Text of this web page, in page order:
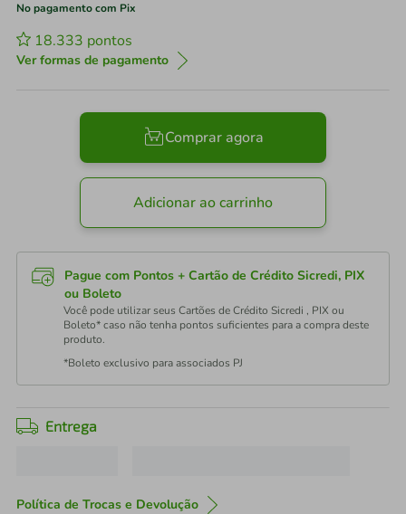
No pagamento com Pix
18.333 pontos
Ver formas de pagamento
Comprar agora
Adicionar ao carrinho
Pague com Pontos + Cartão de Crédito Sicredi, PIX
ou Boleto
Você pode utilizar seus Cartões de Crédito Sicredi , PIX ou
Boleto* caso não tenha pontos suficientes para a compra deste
produto.
*Boleto exclusivo para associados PJ
Entrega
Política de Trocas e Devolução